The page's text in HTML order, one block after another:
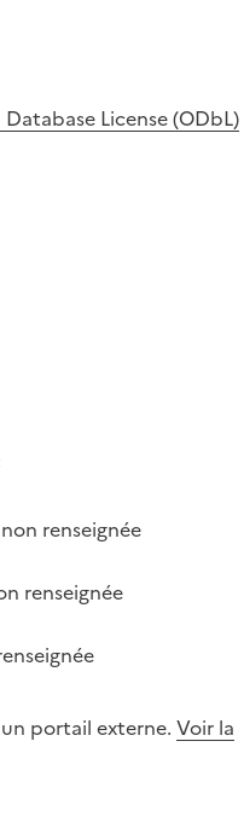
License (ODbL)
renseignée
renseignée
portail externe. Voir la